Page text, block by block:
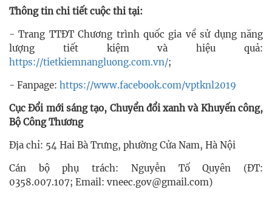
Thông tin chi tiết cuộc thi tại:
- Trang TTĐT Chương trình quốc gia về sử dụng năng
lượng tiết kiệm và hiệu quả:
https://tietkiemnangluong.com.vn/;
- Fanpage: https://www.facebook.com/vptknl2019
Cục Đổi mới sáng tạo, Chuyển đổi xanh và Khuyến công,
Bộ Công Thương
Địa chỉ: 54 Hai Bà Trưng, phường Cửa Nam, Hà Nội
Cán bộ phụ trách: Nguyễn Tố Quyên (ĐT:
0358.007.107; Email: vneec.gov@gmail.com)